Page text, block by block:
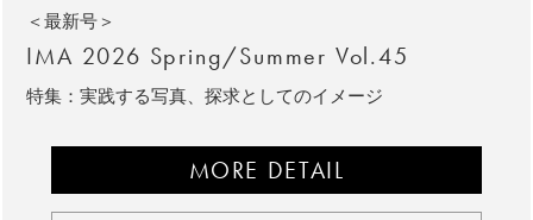
＜最新号＞
IMA 2026 Spring/Summer Vol.45
特集：実践する写真、探求としてのイメージ
MORE DETAIL